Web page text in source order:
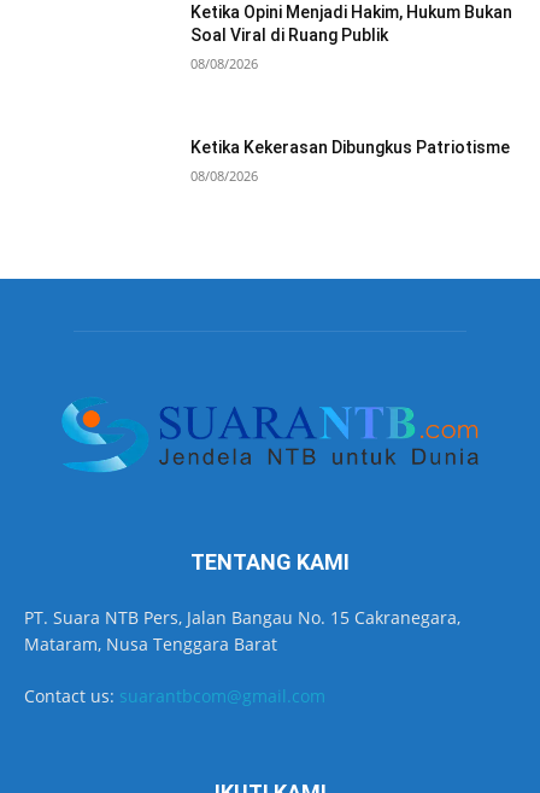
Ketika Opini Menjadi Hakim, Hukum Bukan
Soal Viral di Ruang Publik
08/08/2026
Ketika Kekerasan Dibungkus Patriotisme
08/08/2026
TENTANG KAMI
PT. Suara NTB Pers, Jalan Bangau No. 15 Cakranegara,
Mataram, Nusa Tenggara Barat
Contact us: suarantbcom@gmail.com